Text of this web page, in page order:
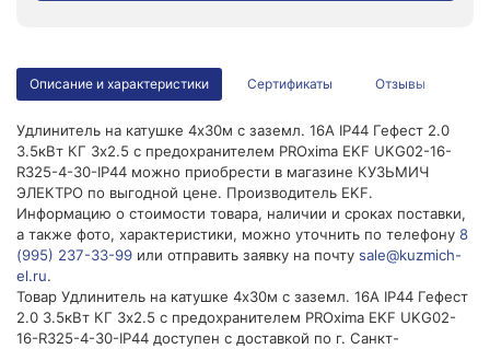
Описание и характеристики Сертификаты Отзывы
Удлинитель на катушке 4х30м с заземл. 16А IP44 Гефест 2.0
3.5кВт КГ 3х2.5 с предохранителем PROxima EKF UKG02-16-
R325-4-30-IP44 можно приобрести в магазине КУЗЬМИЧ
ЭЛЕКТРО по выгодной цене. Производитель EKF.
Информацию о стоимости товара, наличии и сроках поставки,
а также фото, характеристики, можно уточнить по телефону 8
(995) 237-33-99 или отправить заявку на почту sale@kuzmich-
el.ru.
Товар Удлинитель на катушке 4х30м с заземл. 16А IP44 Гефест
2.0 3.5кВт КГ 3х2.5 с предохранителем PROxima EKF UKG02-
16-R325-4-30-IP44 доступен с доставкой по г. Санкт-